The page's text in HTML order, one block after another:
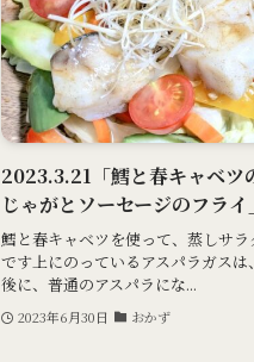
2023.3.21「鱈と春キャベツ
じゃがとソーセージのフライ
鱈と春キャベツを使って、蒸しサ
です上にのっているアスパラガス
後に、普通のアスパラにな...
2023年6月30日 おかず